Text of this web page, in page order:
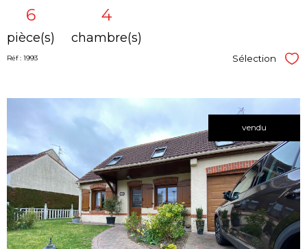
6
pièce(s)
4
chambre(s)
Réf : 1993 Sélection
vendu
voir le
bien